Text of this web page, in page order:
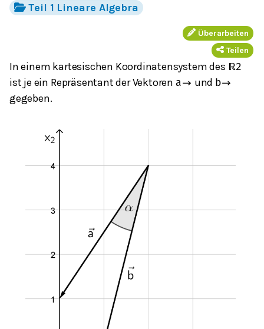
Teil 1 Lineare Algebra
Überarbeiten
Teilen
In einem kartesischen Koordinatensystem des ℝ2
ist je ein Repräsentant der Vektoren a→ und b→
gegeben.